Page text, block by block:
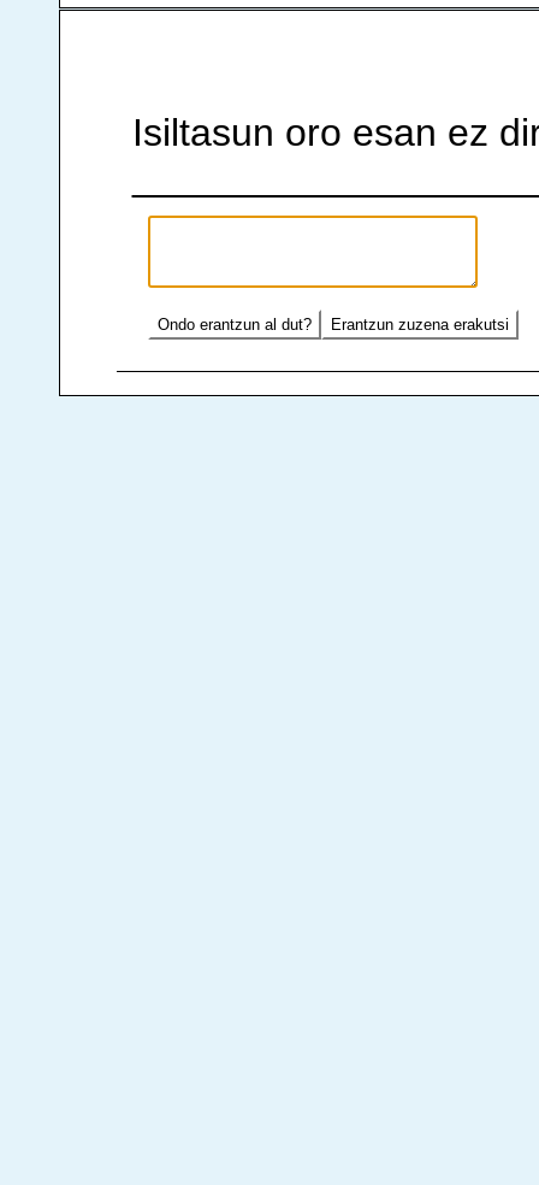
Isiltasun oro esan ez
Ondo erantzun al dut? Erantzun zuzena erakutsi